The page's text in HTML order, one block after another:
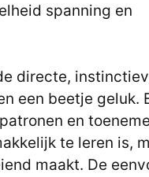
spanning en
directe,
een beetje geluk.
en
te leren is,
maakt. De